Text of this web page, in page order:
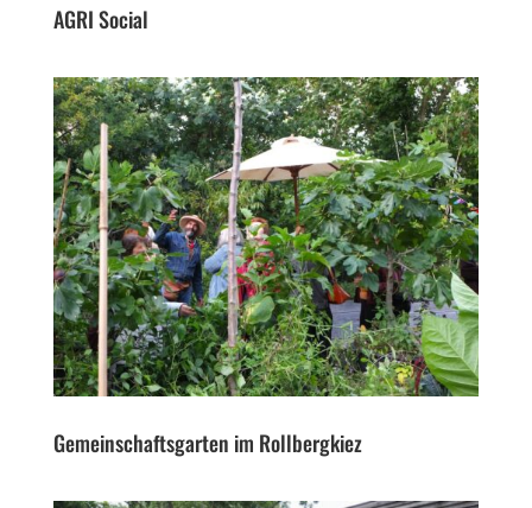
AGRI Social
Gemeinschaftsgarten im Rollbergkiez